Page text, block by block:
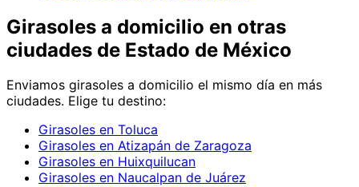
Girasoles a domicilio en otras
ciudades de Estado de México
Enviamos girasoles a domicilio el mismo día en más
ciudades. Elige tu destino:
Girasoles en Toluca
Girasoles en Atizapán de Zaragoza
Girasoles en Huixquilucan
Girasoles en Naucalpan de Juárez